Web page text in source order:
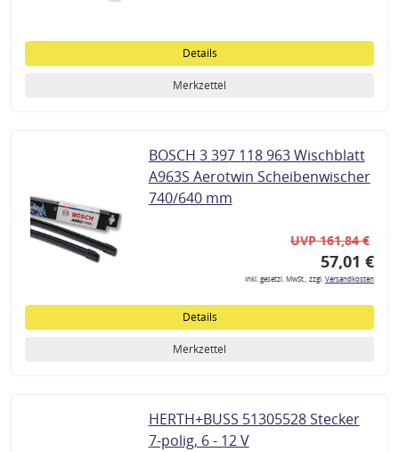
Details
Merkzettel
BOSCH 3 397 118 963 Wischblatt
A963S Aerotwin Scheibenwischer
740/640 mm
UVP 161,84 €
57,01 €
inkl. gesetzl. MwSt., zzgl.Versandkosten
Details
Merkzettel
HERTH+BUSS 51305528 Stecker
7-polig, 6 - 12 V